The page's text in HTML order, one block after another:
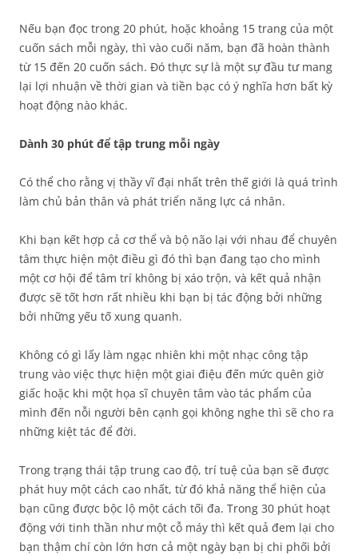
Nếu bạn đọc trong 20 phút, hoặc khoảng 15 trang của một
cuốn sách mỗi ngày, thì vào cuối năm, bạn đã hoàn thành
từ 15 đến 20 cuốn sách. Đó thực sự là một sự đầu tư mang
lại lợi nhuận về thời gian và tiền bạc có ý nghĩa hơn bất kỳ
hoạt động nào khác.
Dành 30 phút để tập trung mỗi ngày
Có thể cho rằng vị thầy vĩ đại nhất trên thế giới là quá trình
làm chủ bản thân và phát triển năng lực cá nhân.
Khi bạn kết hợp cả cơ thể và bộ não lại với nhau để chuyên
tâm thực hiện một điều gì đó thì bạn đang tạo cho mình
một cơ hội để tâm trí không bị xáo trộn, và kết quả nhận
được sẽ tốt hơn rất nhiều khi bạn bị tác động bởi những
bởi những yếu tố xung quanh.
Không có gì lấy làm ngạc nhiên khi một nhạc công tập
trung vào việc thực hiện một giai điệu đến mức quên giờ
giấc hoặc khi một họa sĩ chuyên tâm vào tác phẩm của
mình đến nỗi người bên cạnh gọi không nghe thì sẽ cho ra
những kiệt tác để đời.
Trong trạng thái tập trung cao độ, trí tuệ của bạn sẽ được
phát huy một cách cao nhất, từ đó khả năng thể hiện của
bạn cũng được bộc lộ một cách tối đa. Trong 30 phút hoạt
động với tinh thần như một cỗ máy thì kết quả đem lại cho
bạn thậm chí còn lớn hơn cả một ngày bạn bị chi phối bởi